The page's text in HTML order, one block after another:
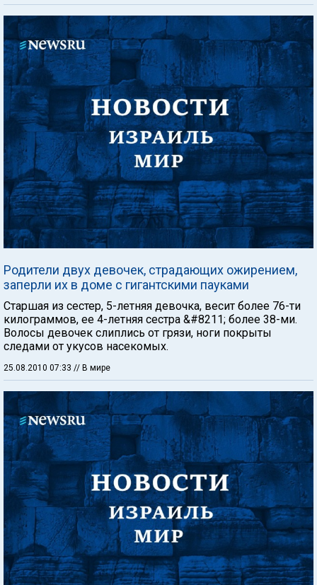
Родители двух девочек, страдающих ожирением,
заперли их в доме с гигантскими пауками
Старшая из сестер, 5-летняя девочка, весит более 76-ти
килограммов, ее 4-летняя сестра &#8211; более 38-ми.
Волосы девочек слиплись от грязи, ноги покрыты
следами от укусов насекомых.
25.08.2010 07:33 // В мире